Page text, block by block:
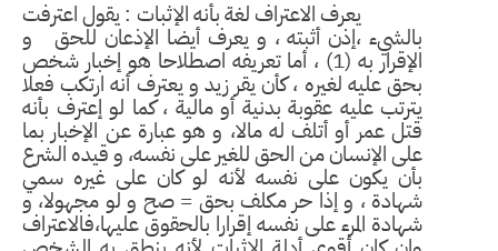
يعرف الاعتراف لغة بأنه الإثبات : يقول اعترفت
بالشيء ،إذن أثبته ، و يعرف أيضا الإذعان للحق و
الإقرار به (1 ( ، أما تعريفه اصطلاحا هو إخبار شخص
بحق عليه لغيره ، كأن يقر زيد و يعترف أنه ارتكب فعلا
يترتب عليه عقوبة بدنية أو مالية ، كما لو إعترف بأنه
قتل عمر أو أتلف له مالا، و هو عبارة عن الإخبار بما
على الإنسان من الحق للغير على نفسه، و قيده الشرع
بأن يكون على نفسه لأنه لو كان على غيره سمي
شهادة ، و إذا حر مكلف بحق = صح و لو مجهولا، و
شهادة المرء على نفسه إقرارا بالحقوق عليها،فالاعتراف